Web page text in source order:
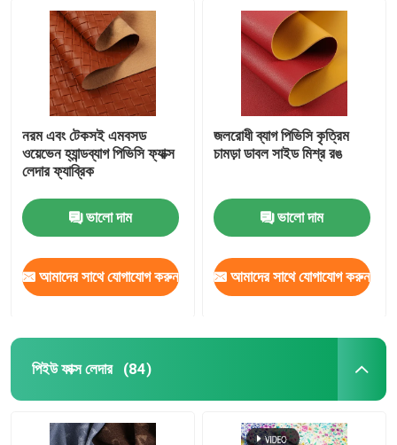
নরম এবং টেকসই এমবসড
ওয়েভেন হ্যান্ডব্যাগ পিভিসি ফ্যাক্স
লেদার ফ্যাব্রিক
ভালো দাম
আমাদের সাথে যোগাযোগ করুন
জলরোধী ব্যাগ পিভিসি কৃত্রিম
চামড়া ডাবল সাইড মিশ্র রঙ
ভালো দাম
আমাদের সাথে যোগাযোগ করুন
পিইউ ফাক্স লেদার (84)